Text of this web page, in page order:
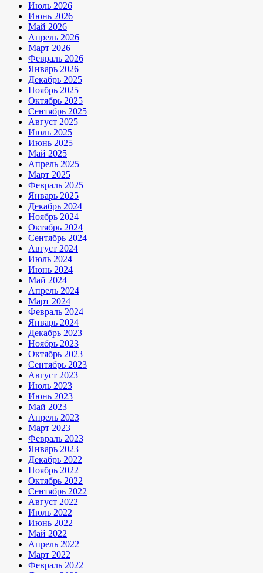
Июль 2026
Июнь 2026
Май 2026
Апрель 2026
Март 2026
Февраль 2026
Январь 2026
Декабрь 2025
Ноябрь 2025
Октябрь 2025
Сентябрь 2025
Август 2025
Июль 2025
Июнь 2025
Май 2025
Апрель 2025
Март 2025
Февраль 2025
Январь 2025
Декабрь 2024
Ноябрь 2024
Октябрь 2024
Сентябрь 2024
Август 2024
Июль 2024
Июнь 2024
Май 2024
Апрель 2024
Март 2024
Февраль 2024
Январь 2024
Декабрь 2023
Ноябрь 2023
Октябрь 2023
Сентябрь 2023
Август 2023
Июль 2023
Июнь 2023
Май 2023
Апрель 2023
Март 2023
Февраль 2023
Январь 2023
Декабрь 2022
Ноябрь 2022
Октябрь 2022
Сентябрь 2022
Август 2022
Июль 2022
Июнь 2022
Май 2022
Апрель 2022
Март 2022
Февраль 2022